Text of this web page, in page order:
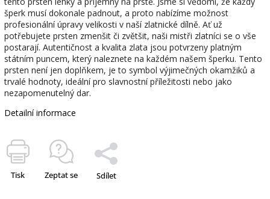
šperk musí dokonale padnout, a proto nabízíme možnost
profesionální úpravy velikosti v naší zlatnické dílně. Ať už
potřebujete prsten zmenšit či zvětšit, naši mistři zlatníci se o vše
postarají. Autentičnost a kvalita zlata jsou potvrzeny platným
státním puncem, který naleznete na každém našem šperku. Tento
prsten není jen doplňkem, je to symbol výjimečných okamžiků a
trvalé hodnoty, ideální pro slavnostní příležitosti nebo jako
nezapomenutelný dar.
Detailní informace
Tisk Zeptat se Sdílet